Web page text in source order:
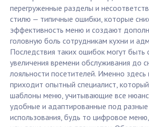
перегруженные разделы и
стилю — типичные ошибки, которые
эффективность меню и создают
головную боль сотрудникам кухни и
Последствия таких ошибок могут быть
увеличения времени обслуживания до
лояльности посетителей. Именно
приходит опытный специалист,
шаблоны меню, учитывающие все
удобные и адаптированные под
использования, будь то цифровое